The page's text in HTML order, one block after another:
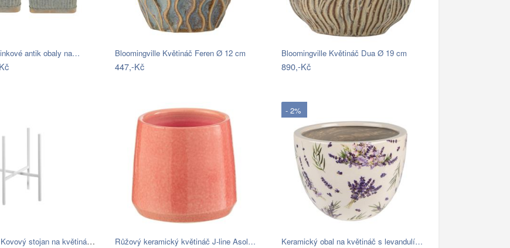
antik obaly na… Bloomingville Květináč Feren Ø 12 cm
447,-Kč
Bloomingville Květináč Dua Ø 19 cm
890,-Kč
ASA Selection Kovový stojan na květináč… Růžový keramický květináč J-line Asol…
- 2%
Keramický obal na květináč s levandulí…